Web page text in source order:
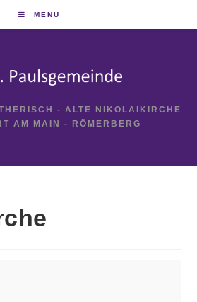
MENÜ
- ALTE NIKOLAIKIRCHE
AM MAIN - RÖMERBERG